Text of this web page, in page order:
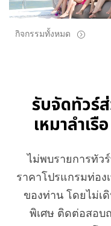
กิจกรรมทั้งหมด
รับจัดทัวร์
เหมาลำเ
ไม่พบรายการทัว
ราคาโปรแกรมท่อ
ของท่าน โดยไม่เ
พิเศษ ติดต่อสอบ